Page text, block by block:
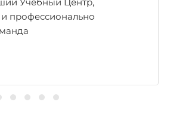
профессионально